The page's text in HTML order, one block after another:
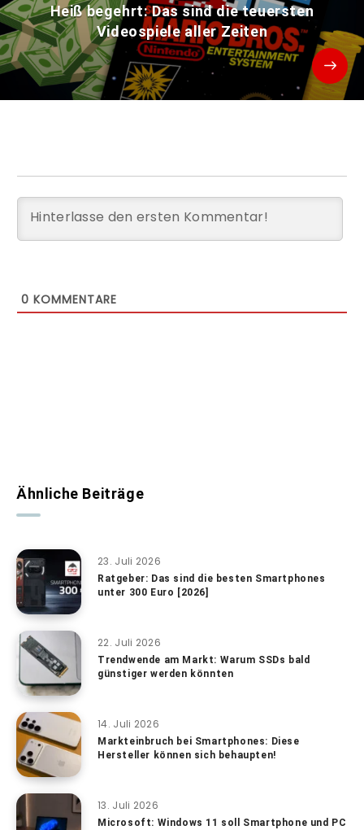
Heiß begehrt: Das sind die teuersten
Videospiele aller Zeiten
0 KOMMENTARE
Ähnliche Beiträge
23. Juli 2026
Ratgeber: Das sind die besten Smartphones
unter 300 Euro [2026]
22. Juli 2026
Trendwende am Markt: Warum SSDs bald
günstiger werden könnten
14. Juli 2026
Markteinbruch bei Smartphones: Diese
Hersteller können sich behaupten!
13. Juli 2026
Microsoft: Windows 11 soll Smartphone und PC